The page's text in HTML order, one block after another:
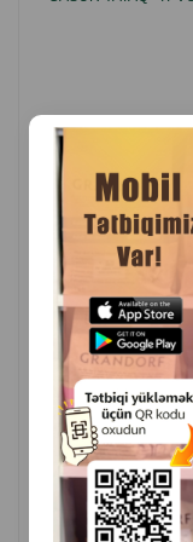
( Rəylər)
Çəki
1 ədəd